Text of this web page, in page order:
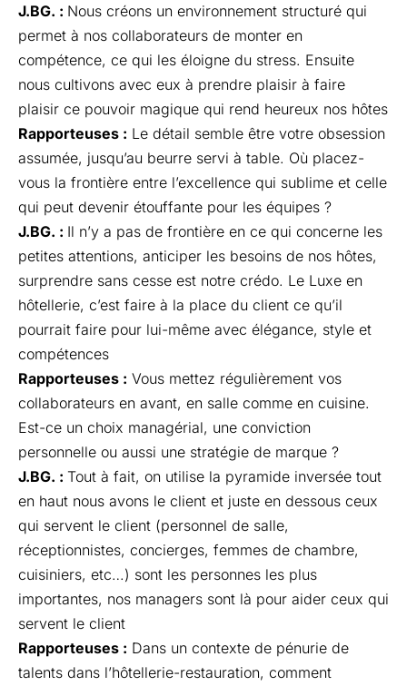
J.BG. : Nous créons un environnement structuré qui
permet à nos collaborateurs de monter en
compétence, ce qui les éloigne du stress. Ensuite
nous cultivons avec eux à prendre plaisir à faire
plaisir ce pouvoir magique qui rend heureux nos hôtes
Rapporteuses : Le détail semble être votre obsession
assumée, jusqu’au beurre servi à table. Où placez-
vous la frontière entre l’excellence qui sublime et celle
qui peut devenir étouffante pour les équipes ?
J.BG. : Il n’y a pas de frontière en ce qui concerne les
petites attentions, anticiper les besoins de nos hôtes,
surprendre sans cesse est notre crédo. Le Luxe en
hôtellerie, c’est faire à la place du client ce qu’il
pourrait faire pour lui-même avec élégance, style et
compétences
Rapporteuses : Vous mettez régulièrement vos
collaborateurs en avant, en salle comme en cuisine.
Est-ce un choix managérial, une conviction
personnelle ou aussi une stratégie de marque ?
J.BG. : Tout à fait, on utilise la pyramide inversée tout
en haut nous avons le client et juste en dessous ceux
qui servent le client (personnel de salle,
réceptionnistes, concierges, femmes de chambre,
cuisiniers, etc…) sont les personnes les plus
importantes, nos managers sont là pour aider ceux qui
servent le client
Rapporteuses : Dans un contexte de pénurie de
talents dans l’hôtellerie-restauration, comment